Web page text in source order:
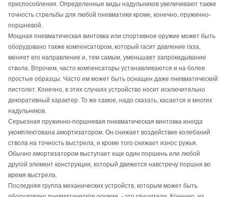
приспособления. Определенные виды надульников увеличивают также
точность стрельбы для любой пневматики кроме, конечно, пружинно-
поршневой.
Мощная пневматическая винтовка или спортивное оружие может быть
оборудовано также компенсатором, который гасит давление газа,
меняет его направление и, тем самым, уменьшает запрокидывание
ствола. Впрочем, часто компенсаторы устанавливаются и на более
простые образцы. Часто им может быть оснащен даже пневматический
пистолет. Конечно, в этих случаях устройство носит исключительно
декоративный характер. То же самое, надо сказать, касается и многих
надульников.
Серьезная пружинно-поршневая пневматическая винтовка иногда
укомплектована амортизатором. Он снижает воздействие колебаний
ствола на точность выстрела, и кроме того снижает износ ружья.
Обычно амортизатором выступает еще один поршень или любой
другой элемент конструкции, который движется навстречу поршня во
время выстрела.
Последняя группа механических устройств, которым может быть